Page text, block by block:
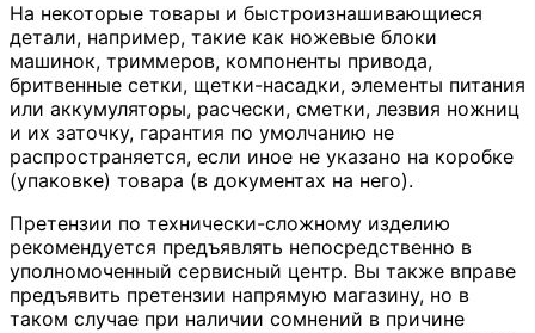
На некоторые товары и быстроизнашивающиеся
детали, например, такие как ножевые блоки
машинок, триммеров, компоненты привода,
бритвенные сетки, щетки-насадки, элементы питания
или аккумуляторы, расчески, сметки, лезвия ножниц
и их заточку, гарантия по умолчанию не
распространяется, если иное не указано на коробке
(упаковке) товара (в документах на него).
Претензии по технически-сложному изделию
рекомендуется предъявлять непосредственно в
уполномоченный сервисный центр. Вы также вправе
предъявить претензии напрямую магазину, но в
таком случае при наличии сомнений в причине